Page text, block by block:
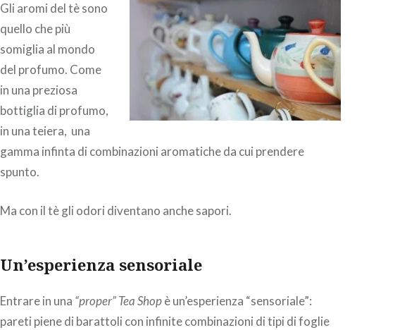
Gli aromi del tè sono
quello che più
somiglia al mondo
del profumo. Come
in una preziosa
bottiglia di profumo,
in una teiera, una
gamma infinta di combinazioni aromatiche da cui prendere
spunto.
Ma con il tè gli odori diventano anche sapori.
Un’esperienza sensoriale
Entrare in una “proper” Tea Shopè un’esperienza “sensoriale”:
pareti piene di barattoli con infinite combinazioni di tipi di foglie